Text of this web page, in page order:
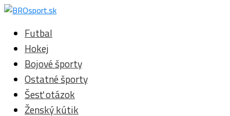
Futbal
Hokej
Bojové športy
Ostatné športy
Šesť otázok
Ženský kútik